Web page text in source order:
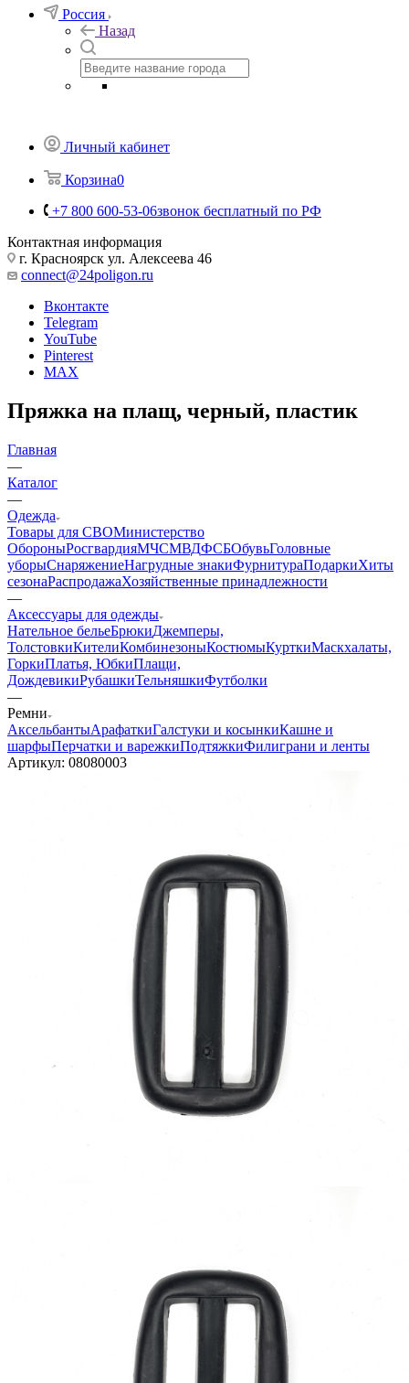
Россия
Назад
Личный кабинет
Корзина0
+7 800 600-53-06звонок бесплатный по РФ
Контактная информация
г. Красноярск ул. Алексеева 46
connect@24poligon.ru
Вконтакте
Telegram
YouTube
Pinterest
MAX
Пряжка на плащ, черный, пластик
Главная
—
Каталог
—
Одежда
Товары для СВОМинистерство
ОбороныРосгвардияМЧСМВДФСБОбувьГоловные
уборыСнаряжениеНагрудные знакиФурнитураПодаркиХиты
сезонаРаспродажаХозяйственные принадлежности
—
Аксессуары для одежды
Нательное бельеБрюкиДжемперы,
ТолстовкиКителиКомбинезоныКостюмыКурткиМаскхалаты,
ГоркиПлатья, ЮбкиПлащи,
ДождевикиРубашкиТельняшкиФутболки
—
Ремни
АксельбантыАрафаткиГалстуки и косынкиКашне и
шарфыПерчатки и варежкиПодтяжкиФилиграни и ленты
Артикул: 08080003